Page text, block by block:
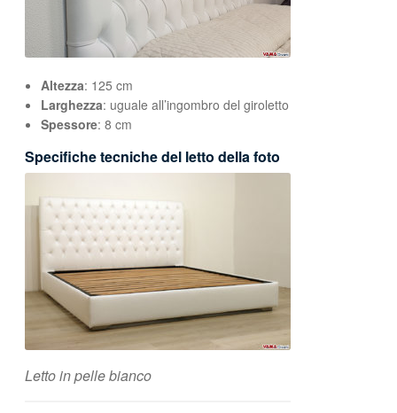
Altezza: 125 cm
Larghezza: uguale all’ingombro del giroletto
Spessore: 8 cm
Specifiche tecniche del letto della foto
Letto in pelle bianco